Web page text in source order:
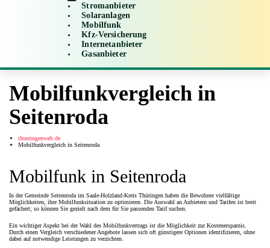
Stromanbieter
Solaranlagen
Mobilfunk
Kfz-Versicherung
Internetanbieter
Gasanbieter
Mobilfunkvergleich in
Seitenroda
thueringenweb.de
Mobilfunkvergleich in Seitenroda
Mobilfunk in Seitenroda
In der Gemeinde Seitenroda im Saale-Holzland-Kreis Thüringen haben die Bewohner vielfältige
Möglichkeiten, ihre Mobilfunksituation zu optimieren. Die Auswahl an Anbietern und Tarifen ist breit
gefächert; so können Sie gezielt nach dem für Sie passenden Tarif suchen.
Ein wichtiger Aspekt bei der Wahl des Mobilfunkvertrags ist die Möglichkeit zur Kostenersparnis.
Durch einen Vergleich verschiedener Angebote lassen sich oft günstigere Optionen identifizieren, ohne
dabei auf notwendige Leistungen zu verzichten.